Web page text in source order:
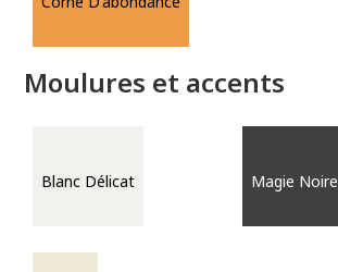
Moulures et accents
Blanc Délicat Magie Noire